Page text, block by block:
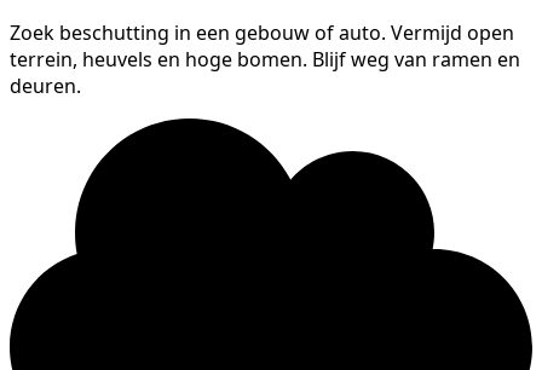
Zoek beschutting in een gebouw of auto. Vermijd open
terrein, heuvels en hoge bomen. Blijf weg van ramen en
deuren.